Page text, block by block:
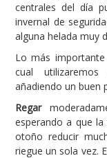
centrales del día
invernal de
alguna helada muy
Lo más
cual
añadiendo un buen
Regar
esperando a que
otoño reducir
riegue un sola vez.